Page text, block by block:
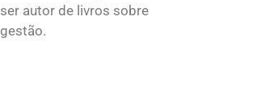
ser autor de livros sobre
gestão.